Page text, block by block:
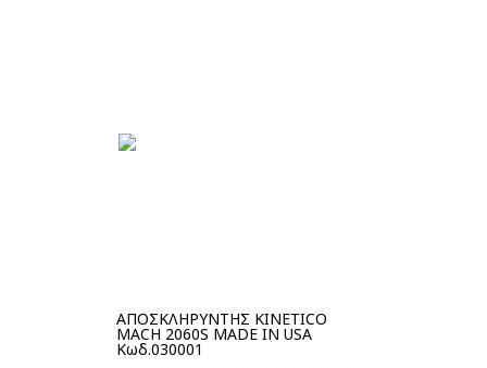
ΑΠΟΣΚΛΗΡΥΝΤΗΣ KINETICO
MACH 2060S MADE IN USA
Κωδ.030001